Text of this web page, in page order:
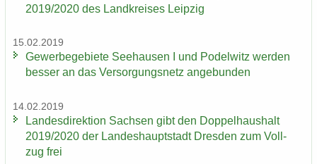
2019/2020 des Land­krei­ses Leip­zig
15.02.2019
Ge­wer­be­ge­bie­te See­hau­sen I und Po­del­witz wer­den
bes­ser an das Ver­sor­gungs­netz an­ge­bun­den
14.02.2019
Lan­des­di­rek­ti­on Sach­sen gibt den Dop­pel­haus­halt
2019/2020 der Lan­des­haupt­stadt Dres­den zum Voll­
zug frei